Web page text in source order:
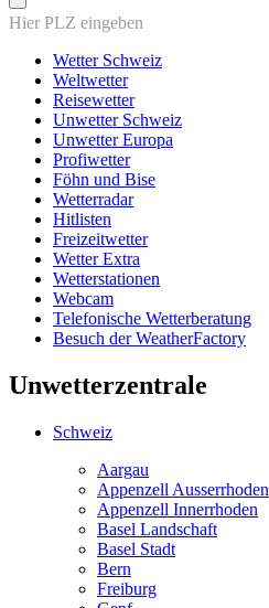
Hier PLZ eingeben
Wetter Schweiz
Weltwetter
Reisewetter
Unwetter Schweiz
Unwetter Europa
Profiwetter
Föhn und Bise
Wetterradar
Hitlisten
Freizeitwetter
Wetter Extra
Wetterstationen
Webcam
Telefonische Wetterberatung
Besuch der WeatherFactory
Unwetterzentrale
Schweiz
Aargau
Appenzell Ausserrhoden
Appenzell Innerrhoden
Basel Landschaft
Basel Stadt
Bern
Freiburg